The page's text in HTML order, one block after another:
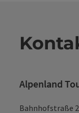
Alpenland
Bahnhofstraße 2